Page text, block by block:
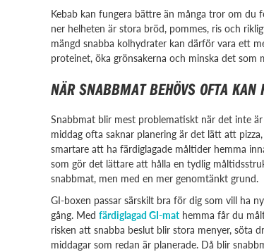
Kebab kan fungera bättre än många tror om
ner helheten är stora bröd, pommes, ris och
mängd snabba kolhydrater kan därför vara ett
proteinet, öka grönsakerna och minska det
NÄR SNABBMAT BEHÖVS OFTA KAN
Snabbmat blir mest problematiskt när det inte
middag ofta saknar planering är det lätt att
smartare att ha färdiglagade måltider hemma
som gör det lättare att hålla en tydlig
snabbmat, men med en mer genomtänkt grund.
GI-boxen passar särskilt bra för dig som vill ha
gång. Med färdiglagad GI-mat hemma får du
risken att snabba beslut blir stora menyer, söta
middagar som redan är planerade. Då blir